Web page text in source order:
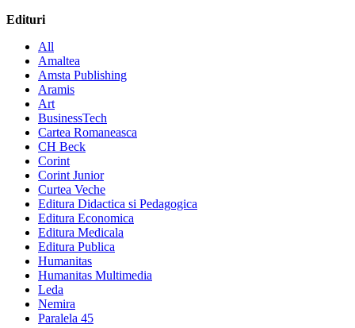
Edituri
All
Amaltea
Amsta Publishing
Aramis
Art
BusinessTech
Cartea Romaneasca
CH Beck
Corint
Corint Junior
Curtea Veche
Editura Didactica si Pedagogica
Editura Economica
Editura Medicala
Editura Publica
Humanitas
Humanitas Multimedia
Leda
Nemira
Paralela 45